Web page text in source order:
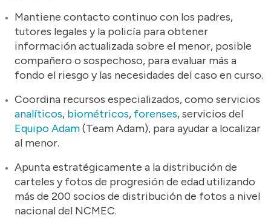
Mantiene contacto continuo con los padres,
tutores legales y la policía para obtener
información actualizada sobre el menor, posible
compañero o sospechoso, para evaluar más a
fondo el riesgo y las necesidades del caso en curso.
Coordina recursos especializados, como servicios
analíticos, biométricos, forenses, servicios del
Equipo Adam(Team Adam), para ayudar a localizar
al menor.
Apunta estratégicamente a la distribución de
carteles y fotos de progresión de edad utilizando
más de 200 socios de distribución de fotos a nivel
nacional del NCMEC.